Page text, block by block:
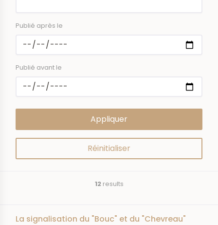
Publié après le
Publié avant le
12results
La signalisation du "Bouc" et du "Chevreau"